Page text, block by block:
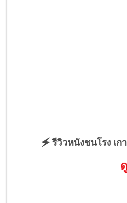
🗲 รีวิวหนังชนโรง เก